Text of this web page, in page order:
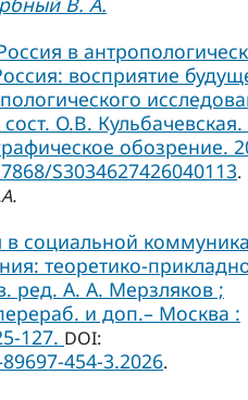
в
восприятие
О.В.
обозрение.
S3034627426040113.
социальной
теоретико-
ред. А. А. Мерзляков ;
и доп.– Москва :
127. DOI:
454-3.2026.